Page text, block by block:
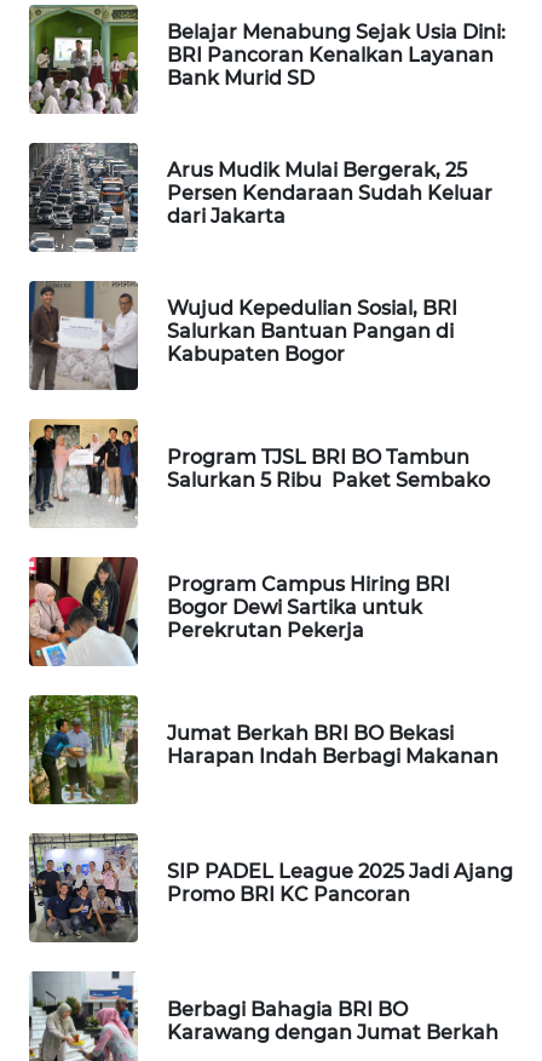
Belajar Menabung Sejak Usia Dini:
BRI Pancoran Kenalkan Layanan
Bank Murid SD
Arus Mudik Mulai Bergerak, 25
Persen Kendaraan Sudah Keluar
dari Jakarta
Wujud Kepedulian Sosial, BRI
Salurkan Bantuan Pangan di
Kabupaten Bogor
Program TJSL BRI BO Tambun
Salurkan 5 Ribu Paket Sembako
Program Campus Hiring BRI
Bogor Dewi Sartika untuk
Perekrutan Pekerja
Jumat Berkah BRI BO Bekasi
Harapan Indah Berbagi Makanan
SIP PADEL League 2025 Jadi Ajang
Promo BRI KC Pancoran
Berbagi Bahagia BRI BO
Karawang dengan Jumat Berkah
TAPANULI
UTARA
WN
WN
PADANG
LAWAS
SUMEDANG
WN
CIANJUR
WN
KEPULAUAN
SERIBU
WN
TANGERANG
BINJAI
WN
CIREBON
WN
INDRAMAYU
KUNINGAN
WN